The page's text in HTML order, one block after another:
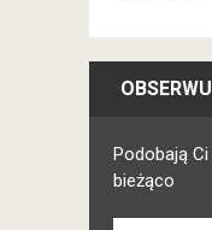
Podobają
bieżąco